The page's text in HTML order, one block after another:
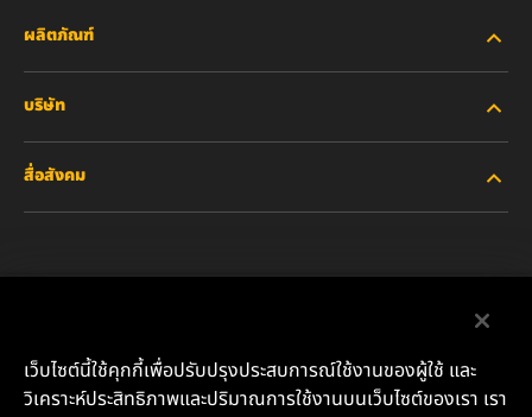
ผลิตภัณฑ์
รถยนต์ส่วนบุคคลและรถบรรทุกงานเบา
น้ำมันหล่อลื่น
บริษัท
ตำแหน่งงาน
สื่อสังคม
YouTube
เว็บไซต์นี้ใช้คุกกี้เพื่อปรับปรุงประสบการณ์ใช้งานของผู้ใช้ และ
วิเคราะห์ประสิทธิภาพและปริมาณการใช้งานบนเว็บไซต์ของเรา เรา